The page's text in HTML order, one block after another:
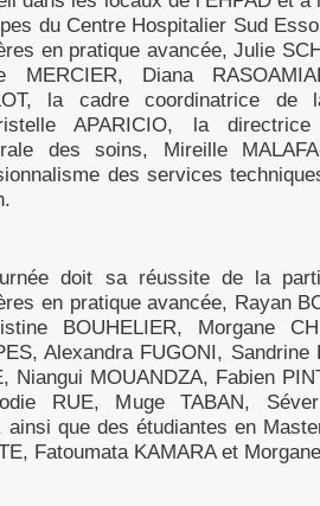
du Centre Hospitalier Sud
en pratique avancée, Julie
MERCIER, Diana
la cadre coordinatrice de
APARICIO, la
des soins, Mireille
des services
doit sa réussite de la
en pratique avancée, Rayan
BOUHELIER, Morgane
Alexandra FUGONI, Sandrine
Niangui MOUANDZA, Fabien
RUE, Muge TABAN,
ainsi que des étudiantes en
Fatoumata KAMARA et